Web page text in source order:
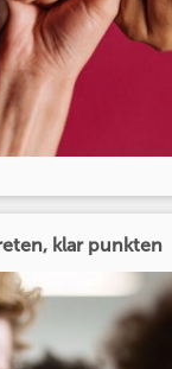
klar punkten